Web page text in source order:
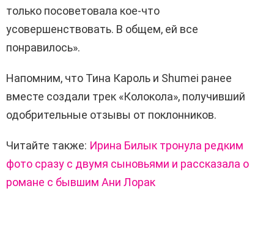
только посоветовала кое-что
усовершенствовать. В общем, ей все
понравилось».
Напомним, что Тина Кароль и Shumei ранее
вместе создали трек «Колокола», получивший
одобрительные отзывы от поклонников.
Читайте также: Ирина Билык тронула редким
фото сразу с двумя сыновьями и рассказала о
романе с бывшим Ани Лорак